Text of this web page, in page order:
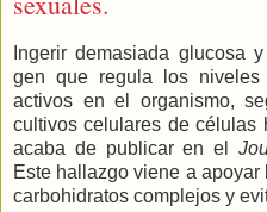
Ingerir demasiada glucosa
gen que regula los niveles
activos en el organismo,
cultivos celulares de células
acaba de publicar en el
Este hallazgo viene a
carbohidratos complejos y